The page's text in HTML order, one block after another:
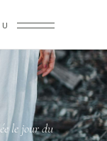
le jour du